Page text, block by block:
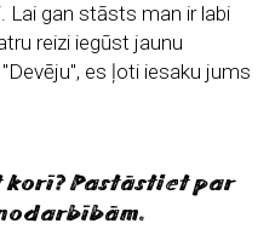
Lai gan stāsts man ir labi
reizi iegūst jaunu
es ļoti iesaku jums
Pastāstiet par